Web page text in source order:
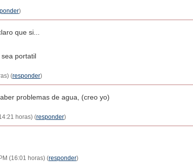
)
que si...
portatil
(responder)
problemas de agua, (creo yo)
horas) (responder)
(16:01 horas) (responder)